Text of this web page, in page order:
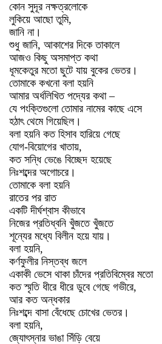
কোন সুদূর নক্ষত্রলোকে
লুকিয়ে আছো তুমি,
জানি না।
শুধু জানি, আকাশের দিকে তাকালে
আজও কিছু অসমাপ্ত কথা
ধূমকেতুর মতো ছুটে যায় বুকের ভেতর।
তোমাকে কখনো বলা হয়নি
আমার অর্ধলিখিত পদ্যের কথা –
যে পংক্তিগুলো তোমার নামের কাছে এসে
হঠাৎ থেমে গিয়েছিল।
বলা হয়নি কত হিসাব হারিয়ে গেছে
যোগ-বিয়োগের খাতায়,
কত সন্ধি ভেঙে বিচ্ছেদ হয়েছে
নিঃশব্দের অগোচরে।
তোমাকে বলা হয়নি
রাতের পর রাত
একটি দীর্ঘশ্বাস কীভাবে
নিজের প্রতিধ্বনি খুঁজতে খুঁজতে
শূন্যের মধ্যে বিলীন হয়ে যায়।
বলা হয়নি,
কর্ণফুলীর নিস্তব্ধ জলে
একাকী ভেসে থাকা চাঁদের প্রতিবিম্বের মতো
কত স্মৃতি ধীরে ধীরে ডুবে গেছে গভীরে,
আর কত অন্ধকার
নিঃশব্দে বাসা বেঁধেছে চোখের ভেতর।
বলা হয়নি,
জ্যোৎস্নার ভাঙা সিঁড়ি বেয়ে